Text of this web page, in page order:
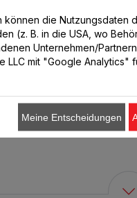
schnell mit einem
backen. Mit einer
der Kuchen fertig
können die Nutzungsdaten
(z. B. in die USA, wo
Unternehmen/
LLC mit "Google
Meine Entscheidungen